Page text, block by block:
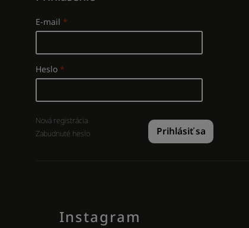
Instagram
E-mail
Heslo
Prihlásiť sa
Nová registrácia
Zabudnuté heslo